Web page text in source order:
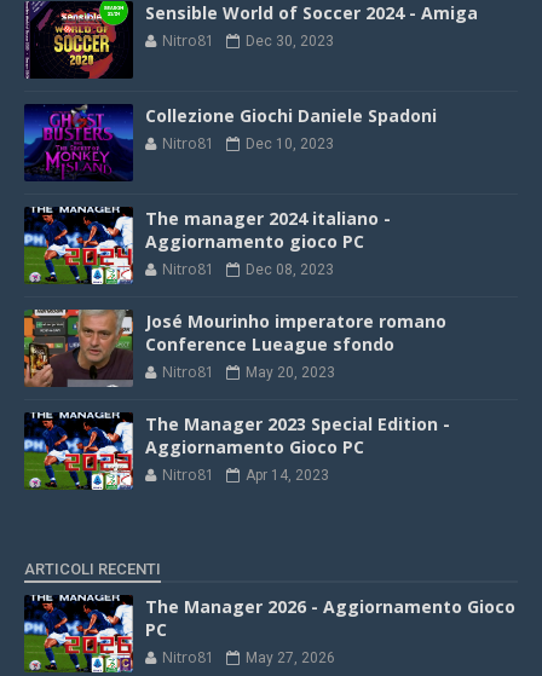
Sensible World of Soccer 2024 - Amiga
Nitro81 Dec 30, 2023
Collezione Giochi Daniele Spadoni
Nitro81 Dec 10, 2023
The manager 2024 italiano -
Aggiornamento gioco PC
Nitro81 Dec 08, 2023
José Mourinho imperatore romano
Conference Lueague sfondo
Nitro81 May 20, 2023
The Manager 2023 Special Edition -
Aggiornamento Gioco PC
Nitro81 Apr 14, 2023
ARTICOLI RECENTI
The Manager 2026 - Aggiornamento Gioco
PC
Nitro81 May 27, 2026